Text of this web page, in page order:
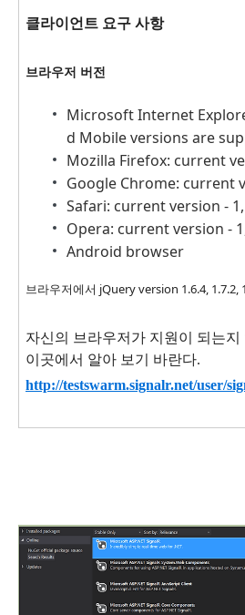
클라이언트 요구 사항
브라우저 버전
Microsoft Internet
d Mobile versions are
Mozilla Firefox: current
Google Chrome: current
Safari: current version -
Opera: current version -
Android browser
브라우저에서 jQuery version 1.6.4, 1.7.2,
자신의 브라우저가 지원이 되는
이곳에서 알아 보기 바란다.
http://testswarm.signalr.net/user/